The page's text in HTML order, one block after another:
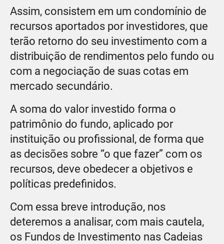
Assim, consistem em um condomínio de
recursos aportados por investidores, que
terão retorno do seu investimento com a
distribuição de rendimentos pelo fundo ou
com a negociação de suas cotas em
mercado secundário.
A soma do valor investido forma o
patrimônio do fundo, aplicado por
instituição ou profissional, de forma que
as decisões sobre “o que fazer” com os
recursos, deve obedecer a objetivos e
políticas predefinidos.
Com essa breve introdução, nos
deteremos a analisar, com mais cautela,
os Fundos de Investimento nas Cadeias